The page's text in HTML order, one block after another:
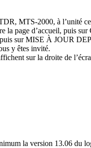
MTS-2000, à l’unité
la page d’accueil, puis
sur MISE À JOUR
y êtes invité.
sur la droite de
la version 13.06 du